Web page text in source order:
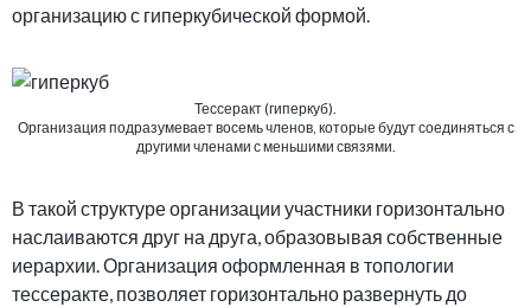
организацию с гиперкубической формой.
Тессеракт (гиперкуб).
Организация подразумевает восемь членов, которые будут соединяться с
другими членами с меньшими связями.
В такой структуре организации участники горизонтально
наслаиваются друг на друга, образовывая собственные
иерархии. Организация оформленная в топологии
тессеракте, позволяет горизонтально развернуть до